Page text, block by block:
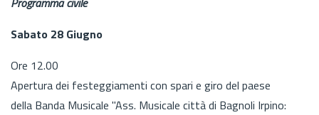
Sabato 28 Giugno
Ore 12.00
Apertura dei festeggiamenti con spari e giro del paese
della Banda Musicale "Ass. Musicale città di Bagnoli Irpino: